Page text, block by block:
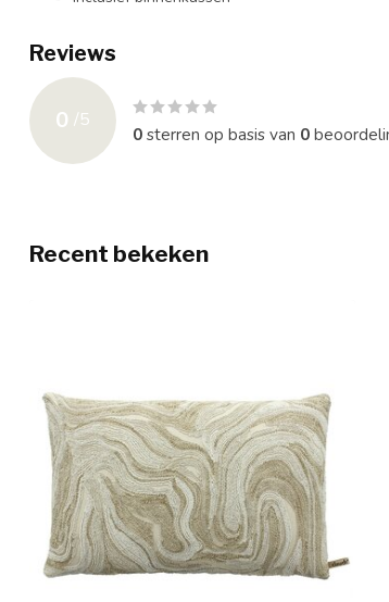
Reviews
0 /5
0sterren op basis van 0
Recent bekeken